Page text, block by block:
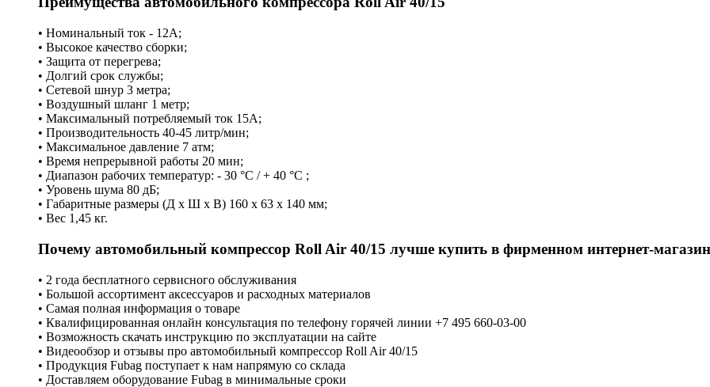
• Номинальный ток - 12А;
• Высокое качество сборки;
• Защита от перегрева;
• Долгий срок службы;
• Сетевой шнур 3 метра;
• Воздушный шланг 1 метр;
• Максимальный потребляемый ток 15А;
• Производительность 40-45 литр/мин;
• Максимальное давление 7 атм;
• Время непрерывной работы 20 мин;
• Диапазон рабочих температур: - 30 °С / + 40 °С ;
• Уровень шума 80 дБ;
• Габаритные размеры (Д х Ш х В) 160 х 63 х 140 мм;
• Вес 1,45 кг.
Почему автомобильный компрессор Roll Air 40/15 лучше купить в фирменном интернет-
• 2 года бесплатного сервисного обслуживания
• Большой ассортимент аксессуаров и расходных материалов
• Самая полная информация о товаре
• Квалифицированная онлайн консультация по телефону горячей линии +7 495 660-03-00
• Возможность скачать инструкцию по эксплуатации на сайте
• Видеообзор и отзывы про автомобильный компрессор Roll Air 40/15
• Продукция Fubag поступает к нам напрямую со склада
• Доставляем оборудование Fubag в минимальные сроки